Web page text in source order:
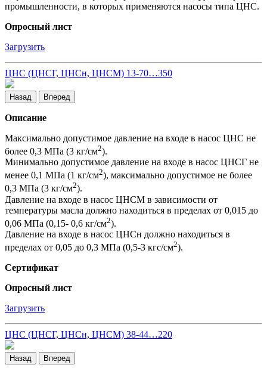
промышленности, в которых применяются насосы типа ЦНС.
Опросный лист
Загрузить
ЦНС (ЦНСГ, ЦНСн, ЦНСМ) 13-70…350
Назад Вперед
Описание
Максимально допустимое давление на входе в насос ЦНС не
более 0,3 МПа (3 кг/см2).
Минимально допустимое давление на входе в насос ЦНСГ не
менее 0,1 МПа (1 кг/см2), максимально допустимое не более
0,3 МПа (3 кг/см2).
Давление на входе в насос ЦНСМ в зависимости от
температуры масла должно находиться в пределах от 0,015 до
0,06 МПа (0,15- 0,6 кг/см2).
Давление на входе в насос ЦНСн должно находиться в
пределах от 0,05 до 0,3 МПа (0,5-3 кгс/см2).
Сертификат
Опросный лист
Загрузить
ЦНС (ЦНСГ, ЦНСн, ЦНСМ) 38-44…220
Назад Вперед